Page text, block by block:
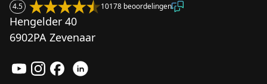
4.5 10178 beoordelingen
Hengelder 40
6902PA Zevenaar